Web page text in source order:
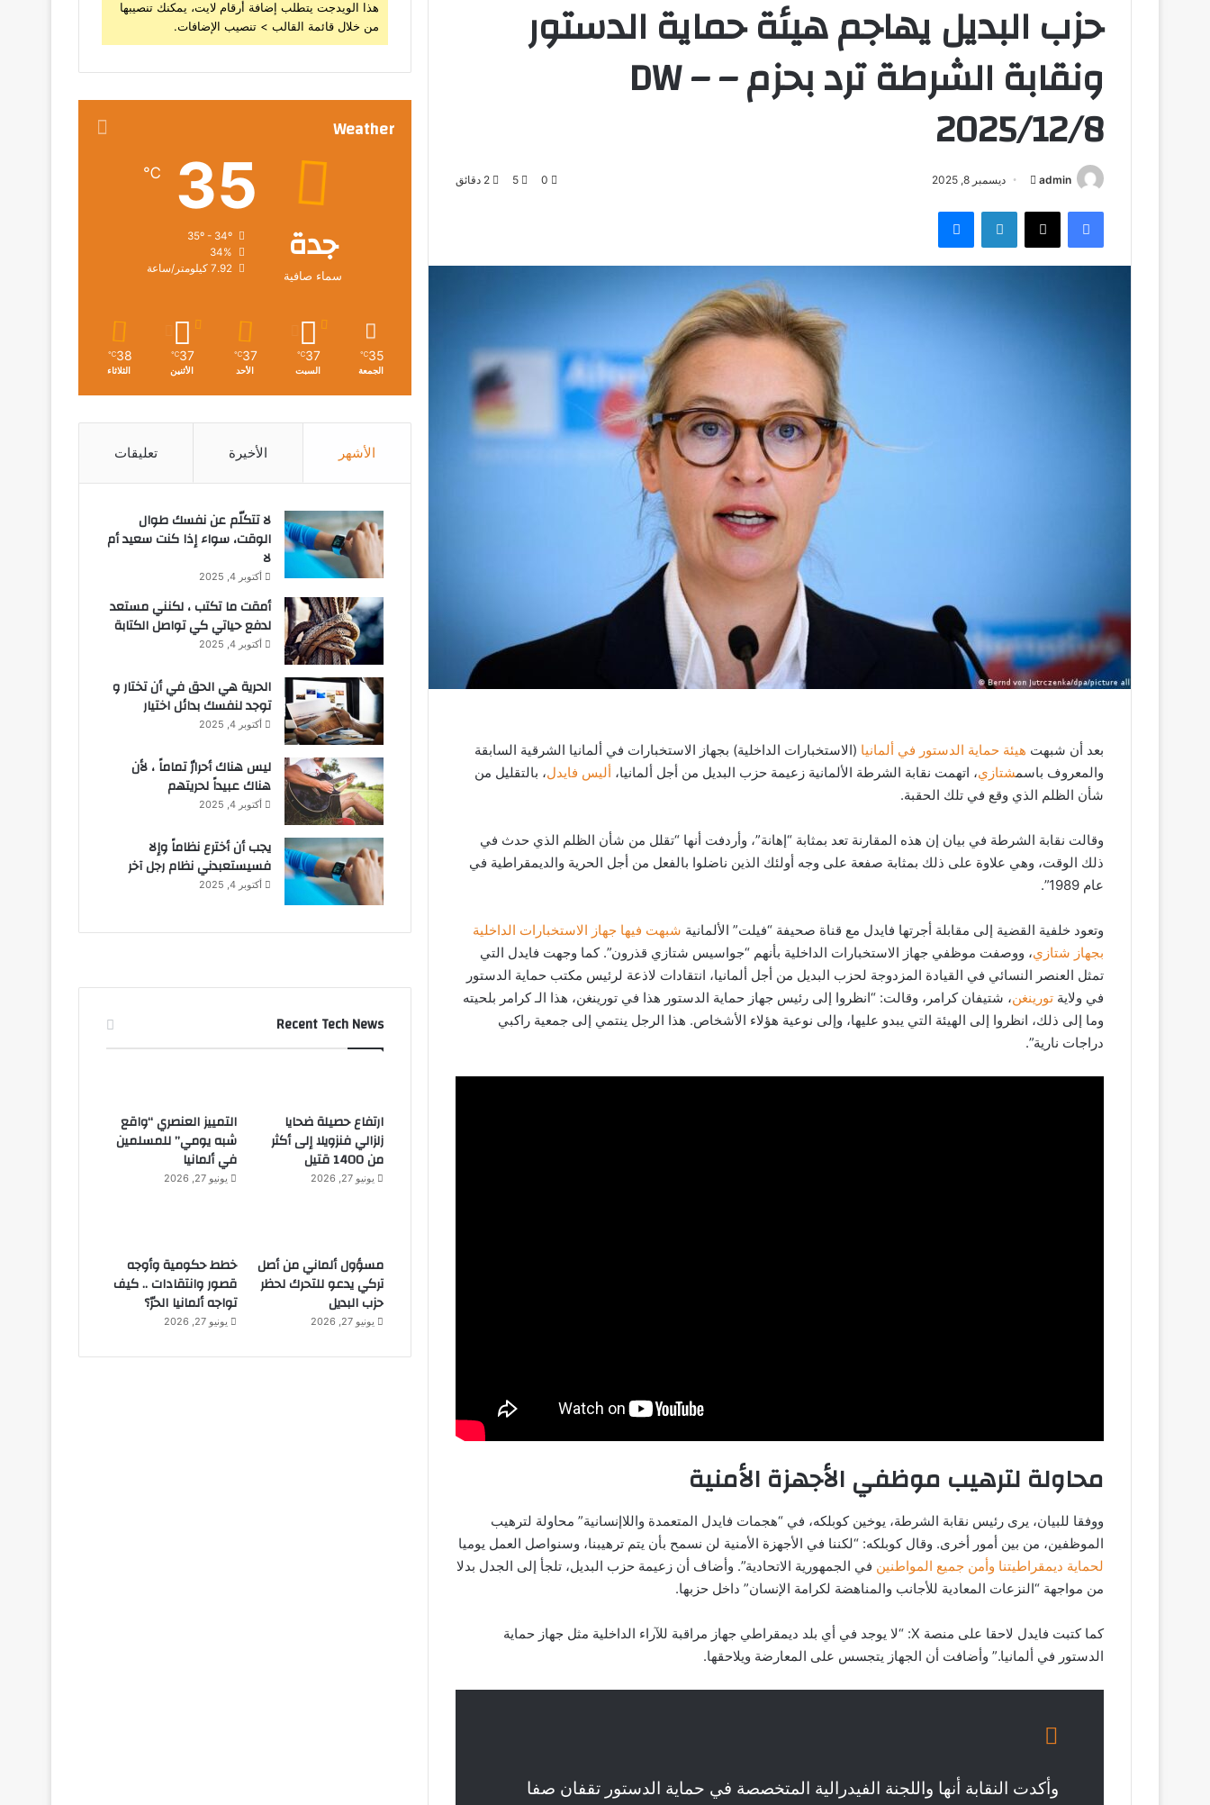
حزب البديل يهاجم هيئة حماية الدستور
ونقابة الشرطة ترد بحزم – DW –
2025/12/8
admin
ل
ب
ديسمبر 8, 2025 0
5
فيسبوك لينكدإن
بعد أن شبهت هيئة حماية الدستور في ألمانيا (الاستخبارات الداخلية) بجهاز الاستخبارات في ألمانيا الشرقية السابقة
والمعروف باسمشتازي، اتهمت نقابة الشرطة الألمانية زعيمة حزب البديل من أجل ألمانيا، أليس فايدل، بالتقليل من
شأن الظلم الذي وقع في تلك الحقبة.
وقالت نقابة الشرطة في بيان إن هذه المقارنة تعد بمثابة “إهانة”، وأردفت أنها “تقلل من شأن الظلم الذي حدث في
ذلك الوقت، وهي علاوة على ذلك بمثابة صفعة على وجه أولئك الذين ناضلوا بالفعل من أجل الحرية والديمقراطية في
عام 1989”.
وتعود خلفية القضية إلى مقابلة أجرتها فايدل مع قناة صحيفة “فيلت” الألمانية شبهت فيها جهاز الاستخبارات الداخلية
بجهاز شتازي، ووصفت موظفي جهاز الاستخبارات الداخلية بأنهم “جواسيس شتازي قذرون”. كما وجهت فايدل التي
تمثل العنصر النسائي في القيادة المزدوجة لحزب البديل من أجل ألمانيا، انتقادات لاذعة لرئيس مكتب حماية الدستور
في ولاية تورينغن، شتيفان كرامر، وقالت: “انظروا إلى رئيس جهاز حماية الدستور هذا في تورينغن، هذا الـ كرامر بلحيته
وما إلى ذلك، انظروا إلى الهيئة التي يبدو عليها، وإلى نوعية هؤلاء الأشخاص. هذا الرجل ينتمي إلى جمعية راكبي
دراجات نارية”.
محاولة لترهيب موظفي الأجهزة الأمنية
ووفقا للبيان، يرى رئيس نقابة الشرطة، يوخين كوبلكه، في “هجمات فايدل المتعمدة واللاإنسانية” محاولة لترهيب
الموظفين، من بين أمور أخرى. وقال كوبلكه: “لكننا في الأجهزة الأمنية لن نسمح بأن يتم ترهيبنا، وسنواصل العمل يوميا
لحماية ديمقراطيتنا وأمن جميع المواطنين في الجمهورية الاتحادية”. وأضاف أن زعيمة حزب البديل، تلجأ إلى الجدل بدلا
من مواجهة “النزعات المعادية للأجانب والمناهضة لكرامة الإنسان” داخل حزبها.
كما كتبت فايدل لاحقا على منصة X: “لا يوجد في أي بلد ديمقراطي جهاز مراقبة للآراء الداخلية مثل جهاز حماية
الدستور في ألمانيا.” وأضافت أن الجهاز يتجسس على المعارضة ويلاحقها.
وأكدت النقابة أنها واللجنة الفيدرالية المتخصصة في حماية الدستور تقفان صفا
هذا الويدجت يتطلب إضافة أرقام لايت، يمكنك تنصيبها
من خلال قائمة القالب > تنصيب الإضافات.
Weather
جدة
سماء صافية
35
℃
34%
7.92 كيلومتر/ساعة
35
℃
الجمعة
37
℃
السبت
37
℃
الأحد
37
℃
الأثنين
38
℃
الثلاثاء
الأشهر الأخيرة تعليقات
لا تتكلّم عن نفسك طوال
الوقت، سواء إذا كنت سعيد أم
لا
أكتوبر 4, 2025
أمقت ما تكتب ، لكنني مستعد
لدفع حياتي كي تواصل الكتابة
أكتوبر 4, 2025
الحرية هي الحق في أن تختار و
توجد لنفسك بدائل اختيار
أكتوبر 4, 2025
ليس هناك أحرارٌ تماماً ، لأن
هناك عبيداً لحريتهم
أكتوبر 4, 2025
يجب أن أخترع نظاماً وإلا
فسيستعبدني نظام رجل آخر
أكتوبر 4, 2025
Recent Tech News
ارتفاع حصيلة ضحايا
زلزالي فنزويلا إلى أكثر
من 1400 قتيل
يونيو 27, 2026
التمييز العنصري “واقع
شبه يومي” للمسلمين
في ألمانيا
يونيو 27, 2026
مسؤول ألماني من أصل
تركي يدعو للتحرك لحظر
حزب البديل
يونيو 27, 2026
خطط حكومية وأوجه
قصور وانتقادات .. كيف
تواجه ألمانيا الحرّ؟
يونيو 27, 2026